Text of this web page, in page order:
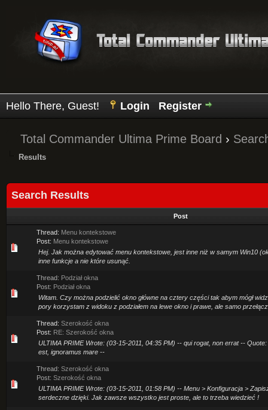
Hello There, Guest! Login Register
Total Commander Ultima Prime Board ›
Results
Search Results
Post
Thread: Menu kontekstowe
Post: Menu kontekstowe
Hej. Jak można edytować menu kontekstowe, jest inne niż w samym Win10
inne funkcje a nie które usunąć.
Thread: Podział okna
Post: Podział okna
Witam. Czy można podzielić okno główne na cztery części tak abym mógł
pory korzystam z widoku z podziałem na lewe okno i prawe, ale samo
Thread: Szerokość okna
Post: RE: Szerokość okna
ULTIMA PRIME Wrote: (03-15-2011, 04:35 PM) -- qui rogat, non errat --
est, ignoramus mare --
Thread: Szerokość okna
Post: Szerokość okna
ULTIMA PRIME Wrote: (03-15-2011, 01:58 PM) -- Menu > Konfiguracja >
serdeczne dzięki. Jak zawsze wszystko jest proste, ale to trzeba wiedzieć !